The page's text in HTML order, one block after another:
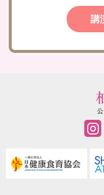
講